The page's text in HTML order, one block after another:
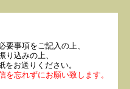
事項をご記入の上、
り込みの上、
お送りください。
忘れずにお願い致します。